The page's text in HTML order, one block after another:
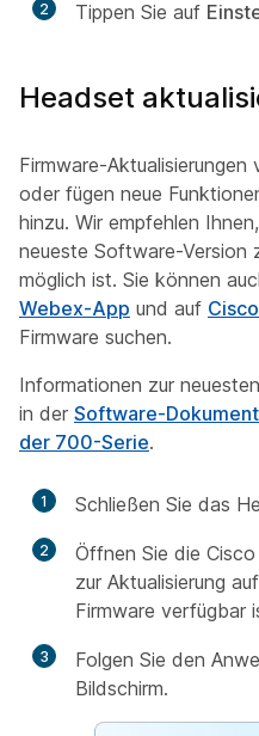
2 Tippen Sie auf
Headset
Firmware-Aktualisierungen
oder fügen neue
hinzu. Wir empfehlen
neueste Software-Version
möglich ist. Sie können
Webex-App und auf
Firmware suchen.
Informationen zur
in der Software-
der 700-Serie.
1 Schließen Sie das
2
Öffnen Sie die
zur Aktualisierung
Firmware verfügbar
3
Folgen Sie den
Bildschirm.